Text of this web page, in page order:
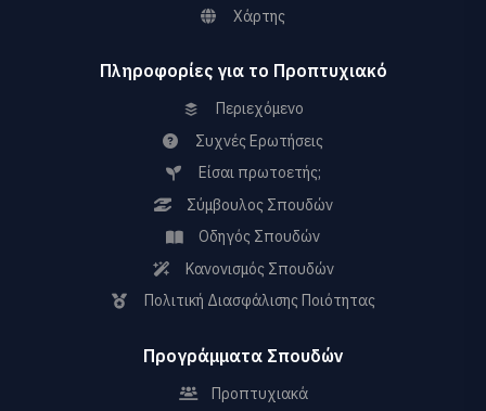
Χάρτης
Πληροφορίες για το Προπτυχιακό
Περιεχόμενο
Συχνές Ερωτήσεις
Είσαι πρωτοετής;
Σύμβουλος Σπουδών
Οδηγός Σπουδών
Κανονισμός Σπουδών
Πολιτική Διασφάλισης Ποιότητας
Προγράμματα Σπουδών
Προπτυχιακά